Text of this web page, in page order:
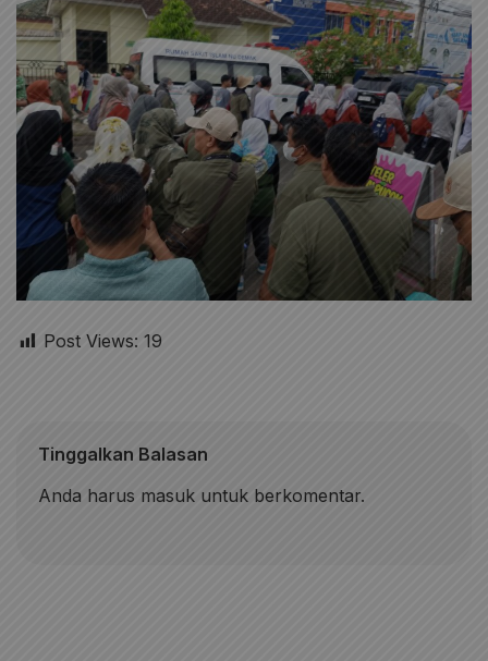
Post Views: 19
Tinggalkan Balasan
Anda harus masuk untuk berkomentar.